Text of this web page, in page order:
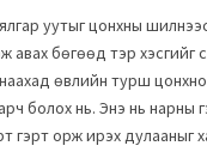
уутыг цонхны шилнээс
авах бөгөөд тэр хэсгийг
өвлийн турш
болох нь. Энэ нь нарны
гэрт орж ирэх дулааныг